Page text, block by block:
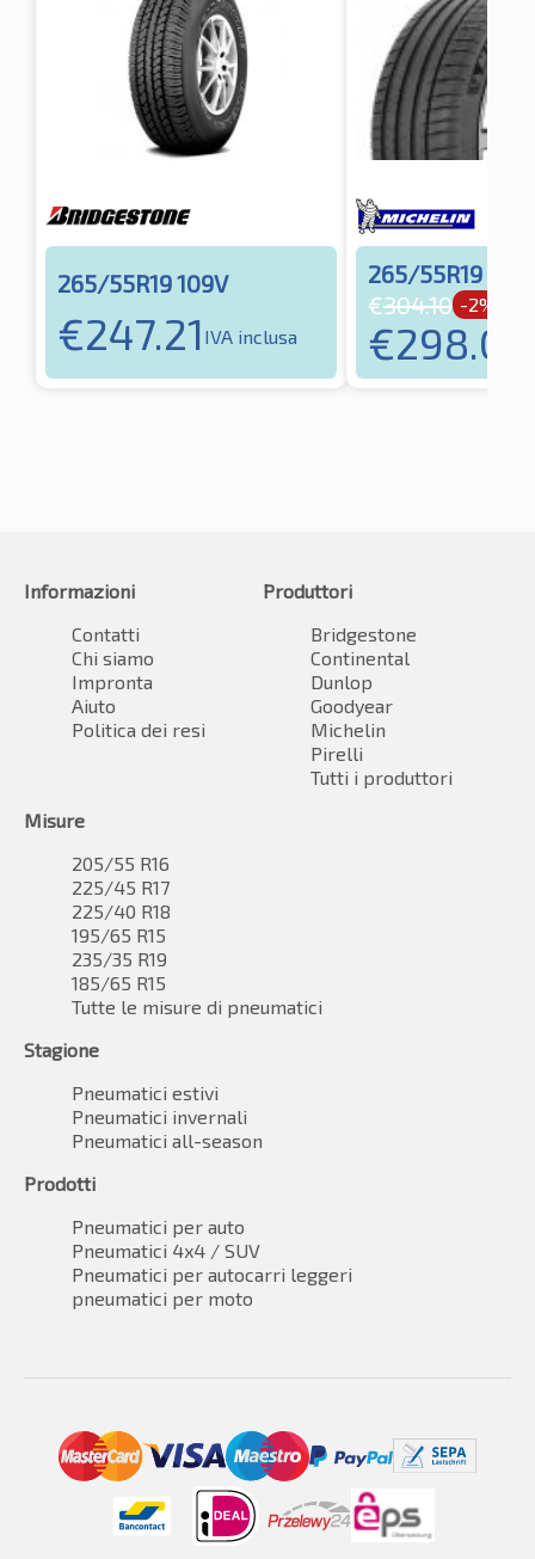
265/55R19 109V
€247.21 IVA inclusa
265/55R19 113Y
€304.10 -2%
€298.01
Informazioni
Contatti
Chi siamo
Impronta
Aiuto
Politica dei resi
Produttori
Bridgestone
Continental
Dunlop
Goodyear
Michelin
Pirelli
Tutti i produttori
Misure
205/55 R16
225/45 R17
225/40 R18
195/65 R15
235/35 R19
185/65 R15
Tutte le misure di pneumatici
Stagione
Pneumatici estivi
Pneumatici invernali
Pneumatici all-season
Prodotti
Pneumatici per auto
Pneumatici 4x4 / SUV
Pneumatici per autocarri leggeri
pneumatici per moto